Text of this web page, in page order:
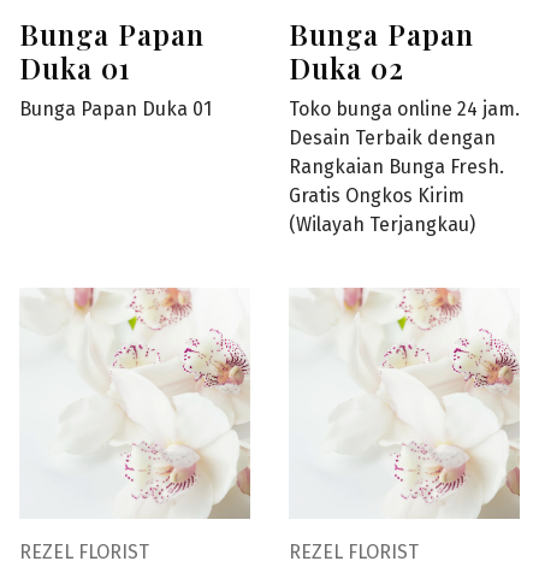
Bunga Papan
Duka 01
Bunga Papan Duka 01
Bunga Papan
Duka 02
Toko bunga online 24 jam.
Desain Terbaik dengan
Rangkaian Bunga Fresh.
Gratis Ongkos Kirim
(Wilayah Terjangkau)
REZEL FLORIST REZEL FLORIST